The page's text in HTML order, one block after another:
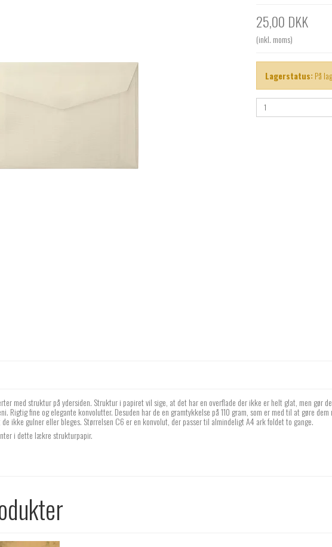
25,00 DKK
(inkl. moms)
Lagerstatus:På
med struktur på ydersiden. Struktur i papiret vil sige, at det har en overflade der ikke er helt glat, men gør
Rigtig fine og elegante konvolutter. Desuden har de en gramtykkelse på 110 gram, som er med til at gøre
ikke gulner eller bleges. Størrelsen C6 er en konvolut, der passer til almindeligt A4 ark foldet to gange.
i dette lækre strukturpapir.